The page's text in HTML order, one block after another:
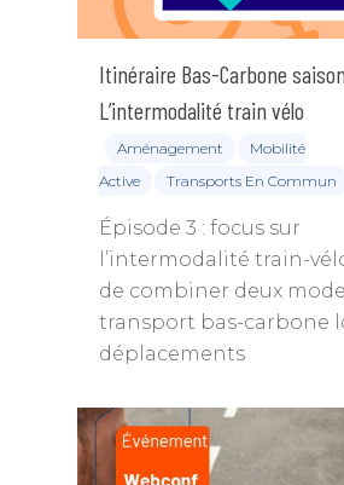
Itinéraire Bas-Carbone
L’intermodalité train vélo
Aménagement
Mobilité
Active
Transports En Commun
Épisode 3 : focus sur
l’intermodalité train-
de combiner deux
transport bas-carbone
déplacements